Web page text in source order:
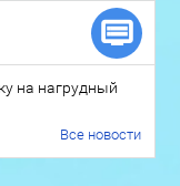
на нагрудный
Все новости